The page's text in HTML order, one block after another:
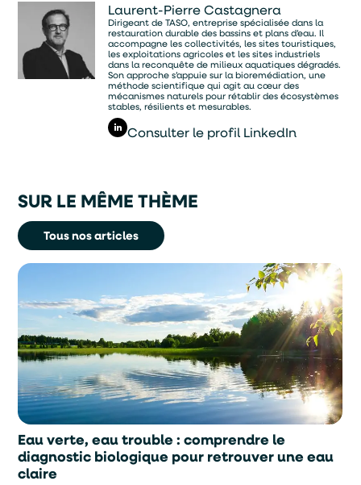
Laurent-Pierre Castagnera
Dirigeant de TASO, entreprise spécialisée dans la
restauration durable des bassins et plans d’eau. Il
accompagne les collectivités, les sites touristiques,
les exploitations agricoles et les sites industriels
dans la reconquête de milieux aquatiques dégradés.
Son approche s’appuie sur la bioremédiation, une
méthode scientifique qui agit au cœur des
mécanismes naturels pour rétablir des écosystèmes
stables, résilients et mesurables.
Consulter le profil LinkedIn
SUR LE MÊME THÈME
Tous nos articles
Eau verte, eau trouble : comprendre le
diagnostic biologique pour retrouver une eau
claire